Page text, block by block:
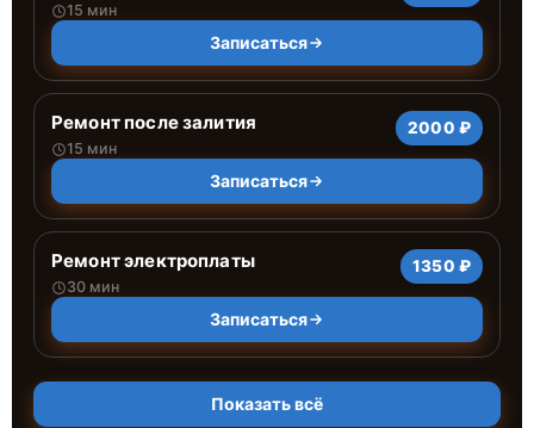
15 мин
Записаться
Ремонт после залития
15 мин
2000 ₽
Записаться
Ремонт электроплаты
30 мин
1350 ₽
Записаться
Показать всё